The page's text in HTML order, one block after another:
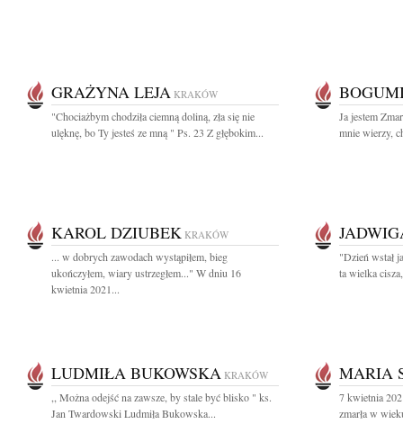
GRAŻYNA LEJA KRAKÓW
"Chociażbym chodziła ciemną doliną, zła się nie
ulęknę, bo Ty jesteś ze mną " Ps. 23 Z głębokim...
Ja jestem
mnie wierzy,
KAROL DZIUBEK KRAKÓW
... w dobrych zawodach wystąpiłem, bieg
ukończyłem, wiary ustrzegłem..." W dniu 16
kwietnia 2021...
"Dzień wstał
ta wielka
LUDMIŁA BUKOWSKA KRAKÓW
,, Można odejść na zawsze, by stale być blisko " ks.
Jan Twardowski Ludmiła Bukowska...
MARIA
7 kwietnia
zmarła w